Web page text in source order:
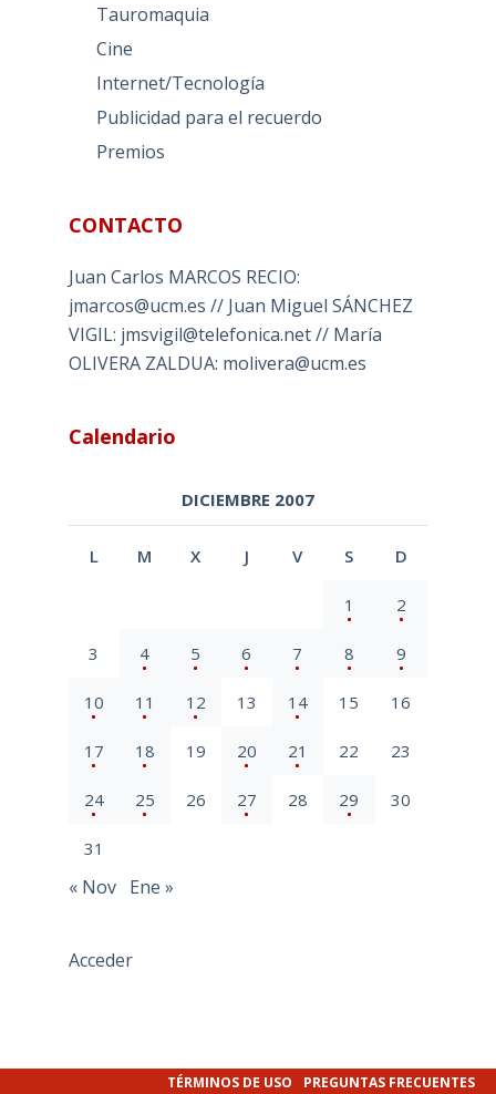
Tauromaquia
Cine
Internet/Tecnología
Publicidad para el recuerdo
Premios
CONTACTO
Juan Carlos MARCOS RECIO:
jmarcos@ucm.es // Juan Miguel SÁNCHEZ
VIGIL: jmsvigil@telefonica.net // María
OLIVERA ZALDUA: molivera@ucm.es
Calendario
DICIEMBRE 2007
L M X J V S D
1 2
3 4 5 6 7 8 9
10 11 12 13 14 15 16
17 18 19 20 21 22 23
24 25 26 27 28 29 30
31
« Nov Ene »
Acceder
TÉRMINOS DE USO PREGUNTAS FRECUENTES